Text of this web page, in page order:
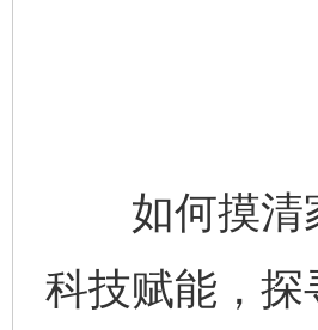
如何摸清家
科技赋能，探